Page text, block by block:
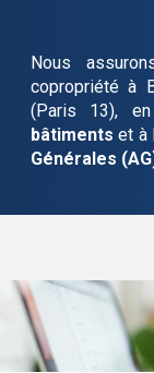
Nous
copropriétéà
(Paris 13),
bâtiments et à
Générales